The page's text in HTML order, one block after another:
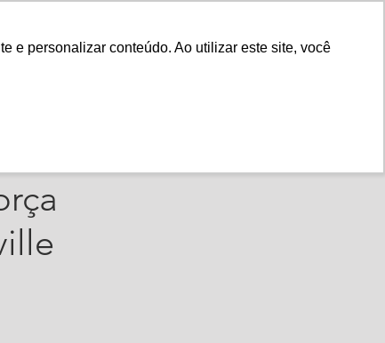
e personalizar conteúdo. Ao utilizar este site, você